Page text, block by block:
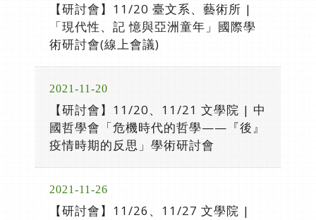
【研討會】11/20 臺文系、藝術所 |
「現代性、記 憶與亞洲童年」國際學
術研討會(線上會議)
2021-11-20
【研討會】11/20、11/21 文學院 | 中
國哲學會「危機時代的哲學——『後』
疫情時期的反思」學術研討會
2021-11-26
【研討會】11/26、11/27 文學院 |